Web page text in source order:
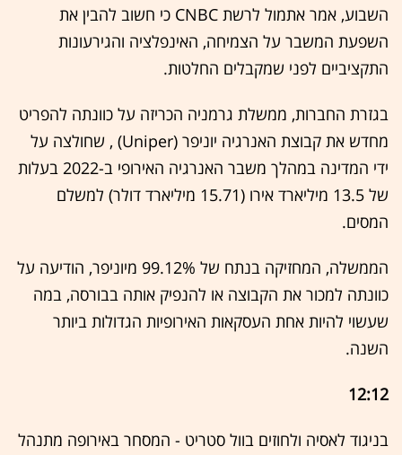
השבוע, אמר אתמול לרשת CNBC כי חשוב להבין את
השפעת המשבר על הצמיחה, האינפלציה והגירעונות
התקציביים לפני שמקבלים החלטות.
בגזרת החברות, ממשלת גרמניה הכריזה על כוונתה להפריט
מחדש את קבוצת האנרגיה יוניפר (Uniper) , שחולצה על
ידי המדינה במהלך משבר האנרגיה האירופי ב-2022 בעלות
של 13.5 מיליארד אירו (15.71 מיליארד דולר) למשלם
המסים.
הממשלה, המחזיקה בנתח של 99.12% מיוניפר, הודיעה על
כוונתה למכור את הקבוצה או להנפיק אותה בבורסה, במה
שעשוי להיות אחת העסקאות האירופיות הגדולות ביותר
השנה.
12:12
בניגוד לאסיה ולחוזים בוול סטריט - המסחר באירופה מתנהל